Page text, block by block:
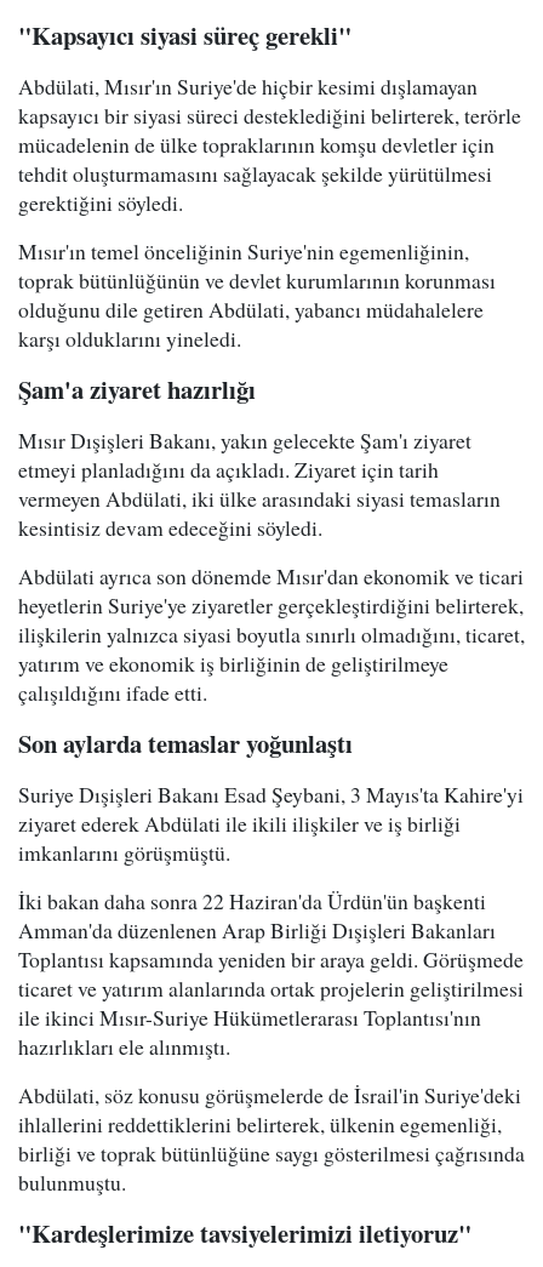
"Kapsayıcı siyasi süreç gerekli"
Abdülati, Mısır'ın Suriye'de hiçbir kesimi dışlamayan
kapsayıcı bir siyasi süreci desteklediğini belirterek, terörle
mücadelenin de ülke topraklarının komşu devletler için
tehdit oluşturmamasını sağlayacak şekilde yürütülmesi
gerektiğini söyledi.
Mısır'ın temel önceliğinin Suriye'nin egemenliğinin,
toprak bütünlüğünün ve devlet kurumlarının korunması
olduğunu dile getiren Abdülati, yabancı müdahalelere
karşı olduklarını yineledi.
Şam'a ziyaret hazırlığı
Mısır Dışişleri Bakanı, yakın gelecekte Şam'ı ziyaret
etmeyi planladığını da açıkladı. Ziyaret için tarih
vermeyen Abdülati, iki ülke arasındaki siyasi temasların
kesintisiz devam edeceğini söyledi.
Abdülati ayrıca son dönemde Mısır'dan ekonomik ve ticari
heyetlerin Suriye'ye ziyaretler gerçekleştirdiğini belirterek,
ilişkilerin yalnızca siyasi boyutla sınırlı olmadığını, ticaret,
yatırım ve ekonomik iş birliğinin de geliştirilmeye
çalışıldığını ifade etti.
Son aylarda temaslar yoğunlaştı
Suriye Dışişleri Bakanı Esad Şeybani, 3 Mayıs'ta Kahire'yi
ziyaret ederek Abdülati ile ikili ilişkiler ve iş birliği
imkanlarını görüşmüştü.
İki bakan daha sonra 22 Haziran'da Ürdün'ün başkenti
Amman'da düzenlenen Arap Birliği Dışişleri Bakanları
Toplantısı kapsamında yeniden bir araya geldi. Görüşmede
ticaret ve yatırım alanlarında ortak projelerin geliştirilmesi
ile ikinci Mısır-Suriye Hükümetlerarası Toplantısı'nın
hazırlıkları ele alınmıştı.
Abdülati, söz konusu görüşmelerde de İsrail'in Suriye'deki
ihlallerini reddettiklerini belirterek, ülkenin egemenliği,
birliği ve toprak bütünlüğüne saygı gösterilmesi çağrısında
bulunmuştu.
"Kardeşlerimize tavsiyelerimizi iletiyoruz"